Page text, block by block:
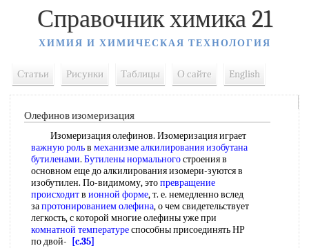
Справочник химика 21
ХИМИЯ И ХИМИЧЕСКАЯ ТЕХНОЛОГИЯ
Статьи Рисунки Таблицы О сайте English
Олефинов изомеризация
Изомеризация олефинов. Изомеризация играет
важную рольв механизме алкилированияизобутана
бутиленами. Бутилены нормальногостроения в
основном еще до алкилирования изомери-зуются в
изобутилен. По-видимому, этопревращение
происходитв ионной форме, т. е. немедленно вслед
запротонированием олефина, о чем свидетельствует
легкость, с которой многие олефины уже при
комнатной температуреспособны присоединять НР
по двой-
[c.35]